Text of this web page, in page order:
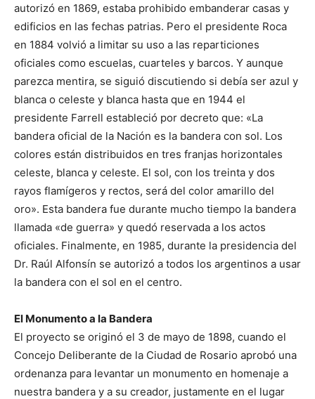
autorizó en 1869, estaba prohibido embanderar casas y
edificios en las fechas patrias. Pero el presidente Roca
en 1884 volvió a limitar su uso a las reparticiones
oficiales como escuelas, cuarteles y barcos. Y aunque
parezca mentira, se siguió discutiendo si debía ser azul y
blanca o celeste y blanca hasta que en 1944 el
presidente Farrell estableció por decreto que: «La
bandera oficial de la Nación es la bandera con sol. Los
colores están distribuidos en tres franjas horizontales
celeste, blanca y celeste. El sol, con los treinta y dos
rayos flamígeros y rectos, será del color amarillo del
oro». Esta bandera fue durante mucho tiempo la bandera
llamada «de guerra» y quedó reservada a los actos
oficiales. Finalmente, en 1985, durante la presidencia del
Dr. Raúl Alfonsín se autorizó a todos los argentinos a usar
la bandera con el sol en el centro.
El Monumento a la Bandera
El proyecto se originó el 3 de mayo de 1898, cuando el
Concejo Deliberante de la Ciudad de Rosario aprobó una
ordenanza para levantar un monumento en homenaje a
nuestra bandera y a su creador, justamente en el lugar